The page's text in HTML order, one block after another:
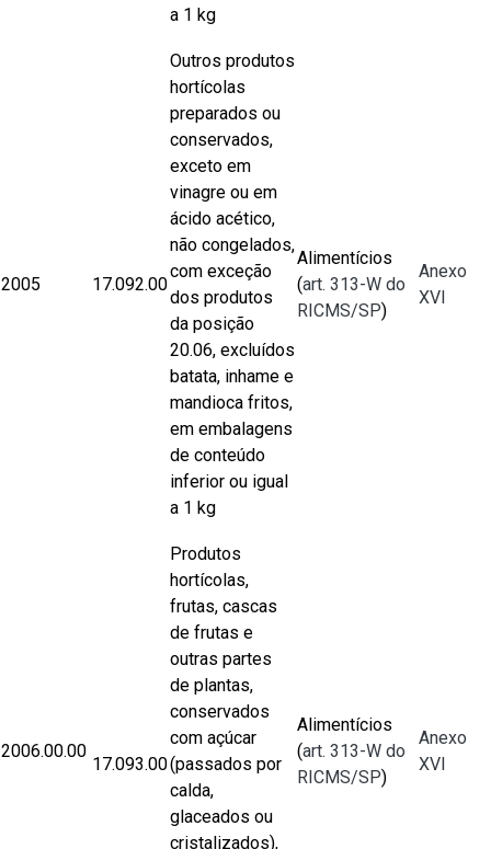
a 1 kg
2005 17.092.00
Outros produtos
hortícolas
preparados ou
conservados,
exceto em
vinagre ou em
ácido acético,
não congelados,
com exceção
dos produtos
da posição
20.06, excluídos
batata, inhame e
mandioca fritos,
em embalagens
de conteúdo
inferior ou igual
a 1 kg
Alimentícios
(art. 313-W do
RICMS/SP)
Anexo
XVI
2006.00.00
17.093.00
Produtos
hortícolas,
frutas, cascas
de frutas e
outras partes
de plantas,
conservados
com açúcar
(passados por
calda,
glaceados ou
cristalizados),
Alimentícios
(art. 313-W do
RICMS/SP)
Anexo
XVI